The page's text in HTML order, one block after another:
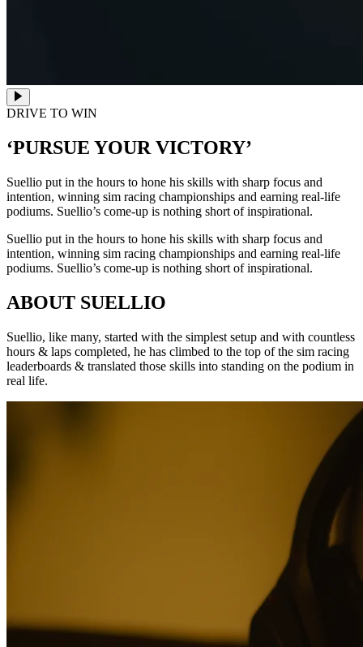
DRIVE TO WIN
‘PURSUE YOUR VICTORY’
Suellio put in the hours to hone his skills with sharp focus and
intention, winning sim racing championships and earning real-life
podiums. Suellio’s come-up is nothing short of inspirational.
Suellio put in the hours to hone his skills with sharp focus and
intention, winning sim racing championships and earning real-life
podiums. Suellio’s come-up is nothing short of inspirational.
ABOUT SUELLIO
Suellio, like many, started with the simplest setup and with countless
hours & laps completed, he has climbed to the top of the sim racing
leaderboards & translated those skills into standing on the podium in
real life.